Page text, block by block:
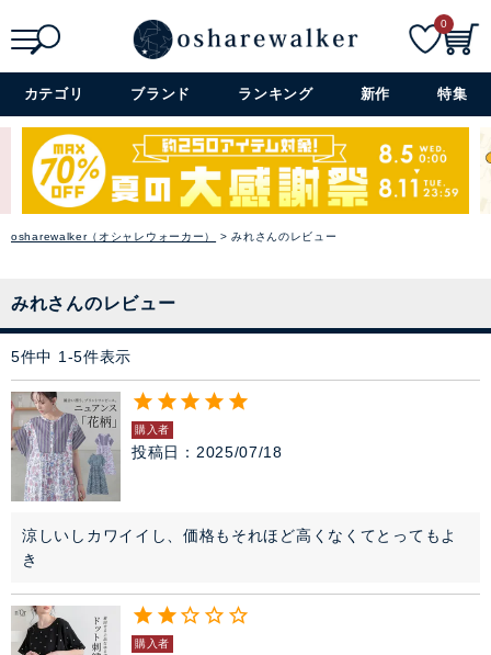
詳細検索+
0
カテゴリ ブランド ランキング 新作 特集
セレモニー・オケージョン
アイテム特集
SALE
雑誌掲載アイテム
osharewalker（オシャレウォーカー） みれさんのレビュー
みれさんのレビュー
5件中 1 -5件表示
購入者
投稿日 2025/07/18
涼しいしカワイイし、価格もそれほど高くなくてとってもよ
き
購入者